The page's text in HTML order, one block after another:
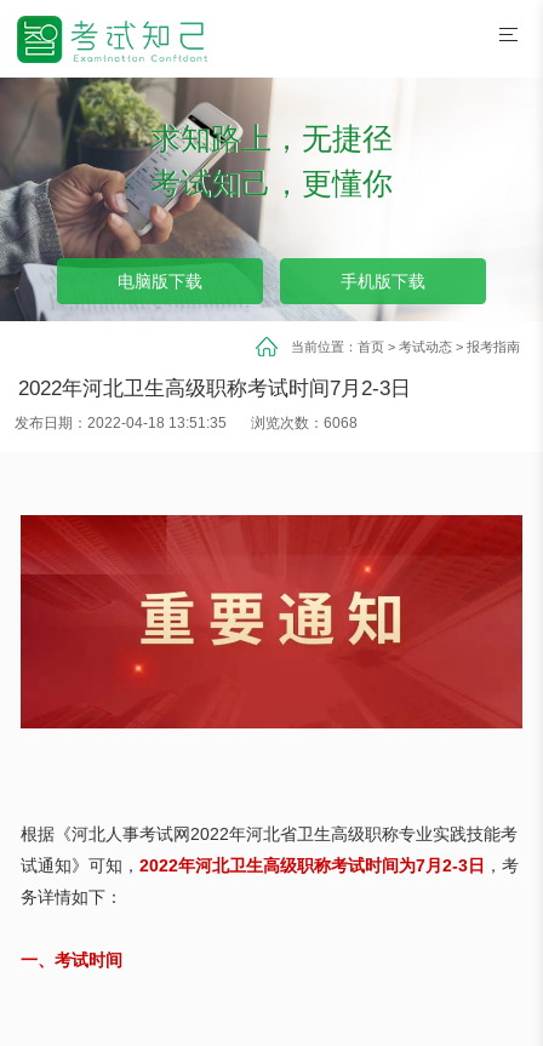
求知路上，无捷径
考试知己，更懂你
电脑版下载 手机版下载
当前位置： 首页> 考试动态> 报考指南
2022年河北卫生高级职称考试时间7月2-3日
发布日期：2022-04-18 13:51:35 浏览次数：6068
根据《河北人事考试网2022年河北省卫生高级职称专业实践技能考
试通知》可知， 2022年河北卫生高级职称考试时间为7月2-3日 ，考
务详情如下：
一、考试时间